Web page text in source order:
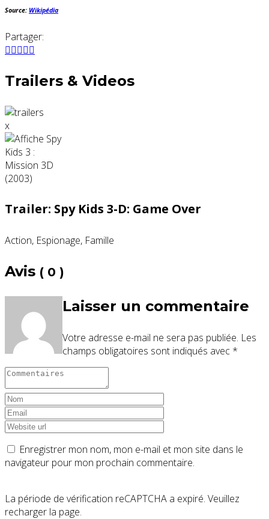
Source: Wikipédia
Partager:
Trailers & Videos
x
Trailer: Spy Kids 3-D: Game Over
Action, Espionage, Famille
Avis ( 0 )
Laisser un commentaire
Votre adresse e-mail ne sera pas publiée. Les
champs obligatoires sont indiqués avec *
Enregistrer mon nom, mon e-mail et mon site dans le
navigateur pour mon prochain commentaire.
La période de vérification reCAPTCHA a expiré. Veuillez
recharger la page.